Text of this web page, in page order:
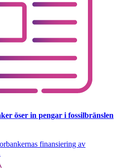
öser in pengar i fossilbränslen
finansiering av